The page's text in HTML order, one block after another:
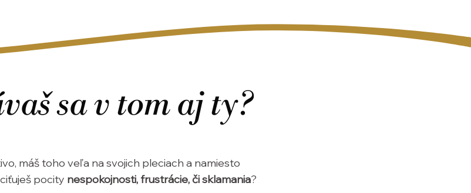
sa v tom aj ty?
máš toho veľa na svojich pleciach a namiesto
pocity nespokojnosti, frustrácie, či sklamania?